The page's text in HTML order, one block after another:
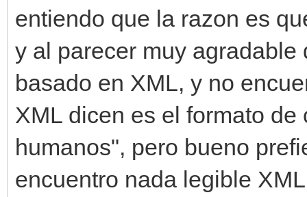
entiendo que la razon es
y al parecer muy agradable
basado en XML, y no
XML dicen es el formato
humanos", pero bueno
encuentro nada legible